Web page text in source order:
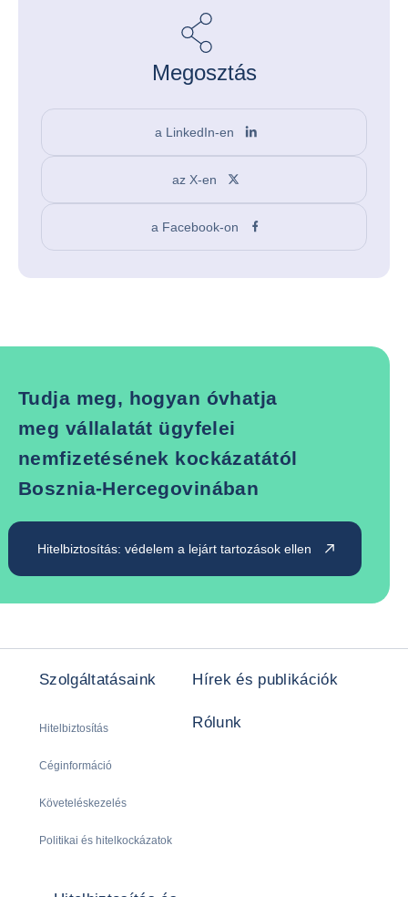
Megosztás
a LinkedIn-en
az X-en
a Facebook-on
Tudja meg, hogyan óvhatja
meg vállalatát ügyfelei
nemfizetésének kockázatától
Bosznia-Hercegovinában
Hitelbiztosítás: védelem a lejárt tartozások ellen
Szolgáltatásaink
Hitelbiztosítás
Céginformáció
Követeléskezelés
Politikai és hitelkockázatok
Hírek és publikációk
Rólunk